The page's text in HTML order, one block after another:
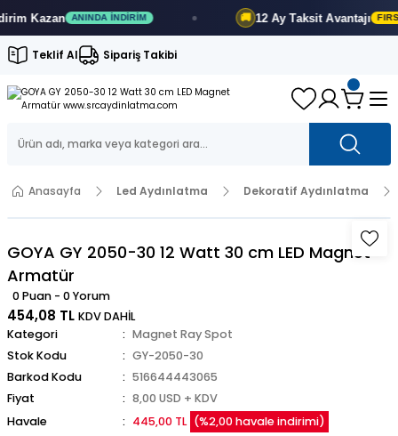
Kazan ANINDA İNDIRIM 12 AyTaksit Avantajı
Teklif Al Sipariş Takibi
Anasayfa Led Aydınlatma Dekoratif Aydınlatma
GOYA GY 2050-30 12 Watt 30 cm LED Magnet
Armatür
0 Puan - 0 Yorum
454,08 TL KDV DAHİL
Kategori
Magnet Ray Spot
Stok Kodu
GY-2050-30
Barkod Kodu
516644443065
Fiyat
8,00 USD + KDV
Havale
445,00 TL (%2,00 havale indirimi)